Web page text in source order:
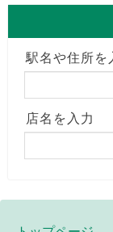
駅名や住所を
店名を入力